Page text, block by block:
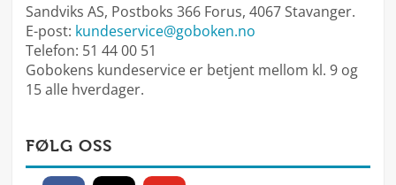
Sandviks AS, Postboks 366 Forus, 4067 Stavanger.
E-post: kundeservice@goboken.no
Telefon: 51 44 00 51
Gobokens kundeservice er betjent mellom kl. 9 og
15 alle hverdager.
FØLG OSS